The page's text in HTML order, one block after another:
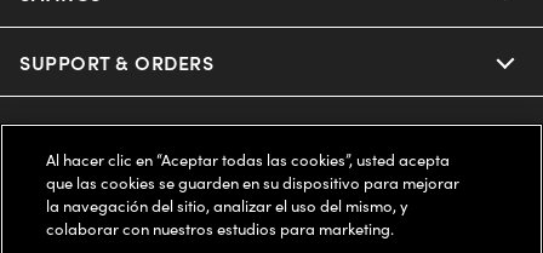
Oakley
Oakley Meta
Miu Miu
Our Sunglasses
Our Contact Lenses
Ray-Ban | Meta
Offers & Discount
Insurance
FSA & HSA
SUPPORT & ORDERS
Help Center
Online Order Status
LEGAL
Privacy Policy
COMPANY INFO
Al hacer clic en “Aceptar todas las cookies”, usted acepta
que las cookies se guarden en su dispositivo para mejorar
la navegación del sitio, analizar el uso del mismo, y
colaborar con nuestros estudios para marketing.